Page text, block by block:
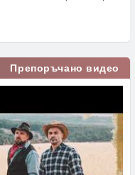
Препоръчано видео